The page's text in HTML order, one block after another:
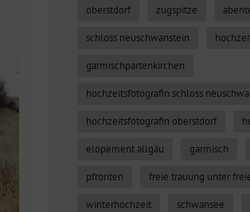
oberstdorf zugspitze
schloss neuschwanstein
garmischpartenkirchen
hochzeitsfotografin schloss
hochzeitsfotografin oberstdorf
elopement allgäu garmisch
pfronten freie trauung unter
winterhochzeit schwansee